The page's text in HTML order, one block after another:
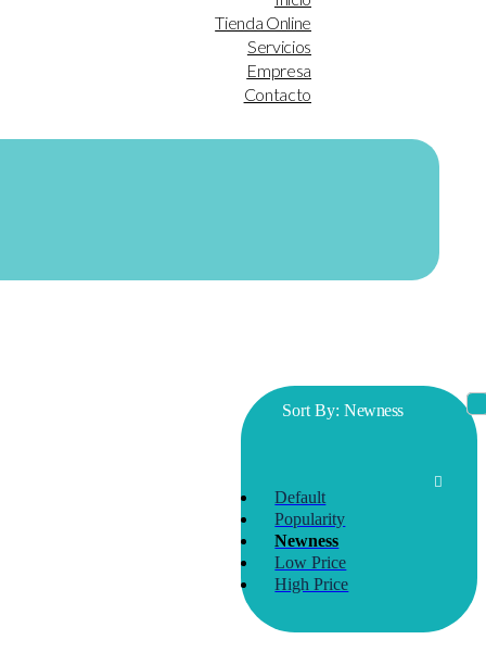
Tienda Online
Servicios
Empresa
Contacto
Sort By:Newness
Default
Popularity
Newness
Low Price
High Price